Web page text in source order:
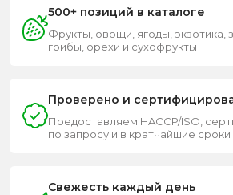
500+ позиций в каталоге
Фрукты, овощи, ягоды, экзотика,
грибы, орехи и сухофрукты
Проверено и
Предоставляем HACCP/ISO,
по запросу и в кратчайшие сроки
Свежесть каждый день